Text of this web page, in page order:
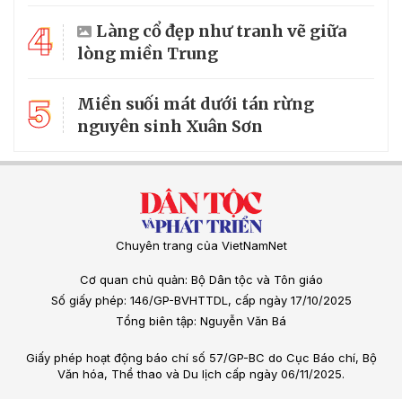
4
Làng cổ đẹp như tranh vẽ giữa
lòng miền Trung
5
Miền suối mát dưới tán rừng
nguyên sinh Xuân Sơn
Chuyên trang của VietNamNet
Cơ quan chủ quản: Bộ Dân tộc và Tôn giáo
Số giấy phép: 146/GP-BVHTTDL, cấp ngày 17/10/2025
Tổng biên tập: Nguyễn Văn Bá
Giấy phép hoạt động báo chí số 57/GP-BC do Cục Báo chí, Bộ
Văn hóa, Thể thao và Du lịch cấp ngày 06/11/2025.